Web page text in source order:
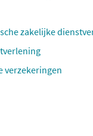
zakelijke
verzekeringen